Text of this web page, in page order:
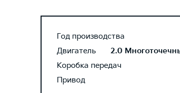
Год производства
Двигатель
2.0
Коробка передач
Привод